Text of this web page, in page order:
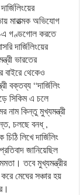
মারাত্মক অভিযোগ
এ গণ্ডগোল করতে
দার্জিলিংয়ের
ভারতের
বাইরে থেকেও
বক্তব্য “দার্জিলিং
সিকিম এ চলে
নাম কিন্তু মুখ্যমন্ত্রী
চলছে বনধ্ ,
লিখে দার্জিলিং
জানিয়েছিল
তবে মুখ্যমন্ত্রীর
মেঘের সঞ্চার হয়